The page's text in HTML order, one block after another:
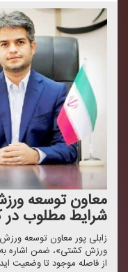
معاون توسعه
شرایط مطلوب در
زابلی پور معاون توسعه
ورزش كشتی»، ضمن اشاره به
از فاصله موجود تا وضعیت